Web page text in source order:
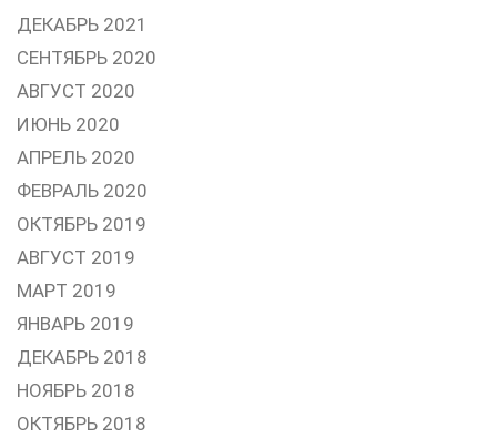
ДЕКАБРЬ 2021
СЕНТЯБРЬ 2020
АВГУСТ 2020
ИЮНЬ 2020
АПРЕЛЬ 2020
ФЕВРАЛЬ 2020
ОКТЯБРЬ 2019
АВГУСТ 2019
МАРТ 2019
ЯНВАРЬ 2019
ДЕКАБРЬ 2018
НОЯБРЬ 2018
ОКТЯБРЬ 2018